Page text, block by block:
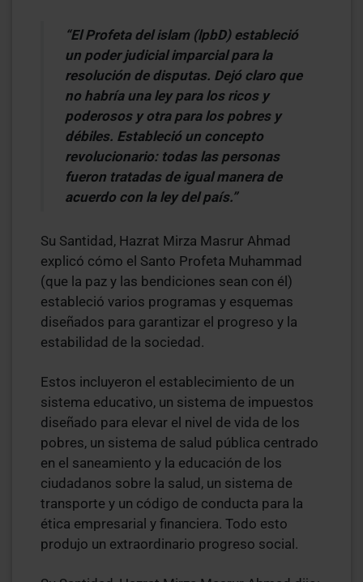
“El Profeta del islam (lpbD) estableció
un poder judicial imparcial para la
resolución de disputas. Dejó claro que
no habría una ley para los ricos y
poderosos y otra para los pobres y
débiles. Estableció un concepto
revolucionario: todas las personas
fueron tratadas de igual manera de
acuerdo con la ley del país.”
Su Santidad, Hazrat Mirza Masrur Ahmad
explicó cómo el Santo Profeta Muhammad
(que la paz y las bendiciones sean con él)
estableció varios programas y esquemas
diseñados para garantizar el progreso y la
estabilidad de la sociedad.
Estos incluyeron el establecimiento de un
sistema educativo, un sistema de impuestos
diseñado para elevar el nivel de vida de los
pobres, un sistema de salud pública centrado
en el saneamiento y la educación de los
ciudadanos sobre la salud, un sistema de
transporte y un código de conducta para la
ética empresarial y financiera. Todo esto
produjo un extraordinario progreso social.